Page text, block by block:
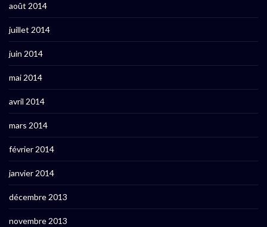
août 2014
juillet 2014
juin 2014
mai 2014
avril 2014
mars 2014
février 2014
janvier 2014
décembre 2013
novembre 2013